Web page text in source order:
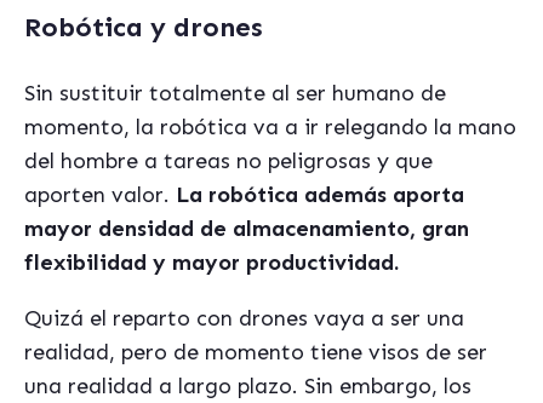
Robótica y drones
Sin sustituir totalmente al ser humano de
momento, la robótica va a ir relegando la mano
del hombre a tareas no peligrosas y que
aporten valor. La robótica además aporta
mayor densidad de almacenamiento, gran
flexibilidad y mayor productividad.
Quizá el reparto con drones vaya a ser una
realidad, pero de momento tiene visos de ser
una realidad a largo plazo. Sin embargo, los